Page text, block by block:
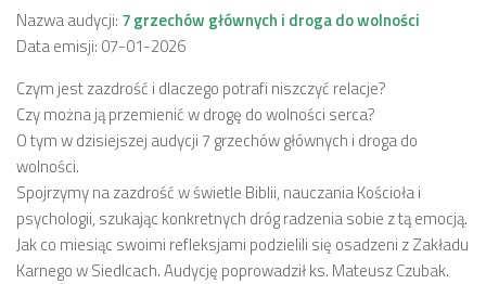
Nazwa audycji: 7 grzechów głównych i droga do wolności
Data emisji: 07-01-2026
Czym jest zazdrość i dlaczego potrafi niszczyć relacje?
Czy można ją przemienić w drogę do wolności serca?
O tym w dzisiejszej audycji 7 grzechów głównych i droga do
wolności.
Spojrzymy na zazdrość w świetle Biblii, nauczania Kościoła i
psychologii, szukając konkretnych dróg radzenia sobie z tą emocją.
Jak co miesiąc swoimi refleksjami podzielili się osadzeni z Zakładu
Karnego w Siedlcach. Audycję poprowadził ks. Mateusz Czubak.